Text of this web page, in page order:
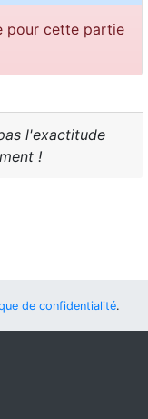
pour cette partie
l'exactitude
!
de confidentialité.